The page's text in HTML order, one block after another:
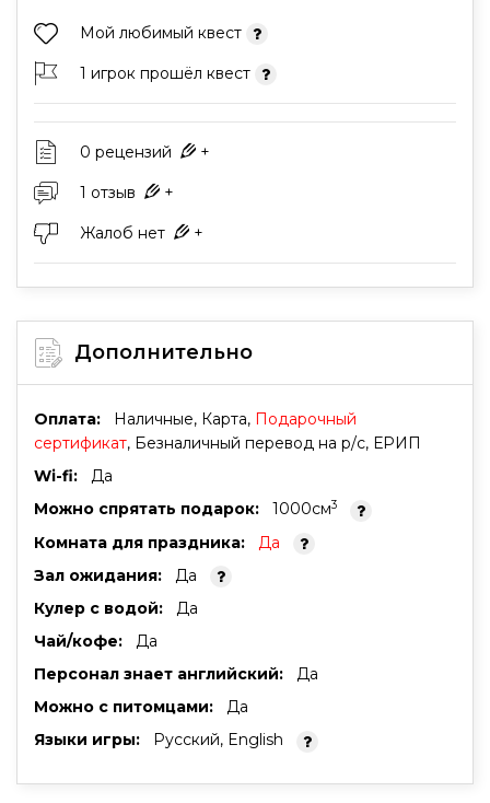
Мой любимый квест
1 игрок прошёл квест
0 рецензий +
1 отзыв +
Жалоб нет +
Дополнительно
Оплата: Наличные, Карта, Подарочный
сертификат, Безналичный перевод на р/с, ЕРИП
Wi-fi:
Да
Можно спрятать подарок:
1000cм3
Комната для праздника:
Да
Зал ожидания:
Да
Кулер с водой:
Да
Чай/кофе:
Да
Персонал знает английский:
Да
Можно с питомцами:
Да
Языки игры:
Русский, English